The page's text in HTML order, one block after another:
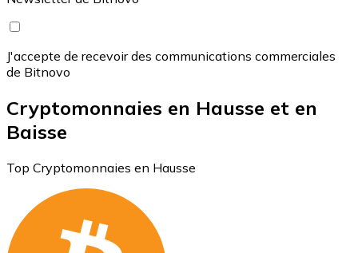
J'accepte de recevoir des communications commerciales
de Bitnovo
Cryptomonnaies en Hausse et en
Baisse
Top Cryptomonnaies en Hausse